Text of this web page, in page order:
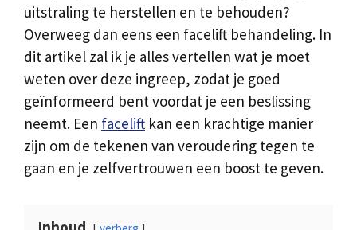
uitstraling te herstellen en te behouden?
Overweeg dan eens een facelift behandeling. In
dit artikel zal ik je alles vertellen wat je moet
weten over deze ingreep, zodat je goed
geïnformeerd bent voordat je een beslissing
neemt. Een facelift kan een krachtige manier
zijn om de tekenen van veroudering tegen te
gaan en je zelfvertrouwen een boost te geven.